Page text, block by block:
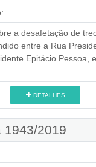
a desafetação de
entre a Rua
Epitácio Pessoa,
DETALHES
1943/2019